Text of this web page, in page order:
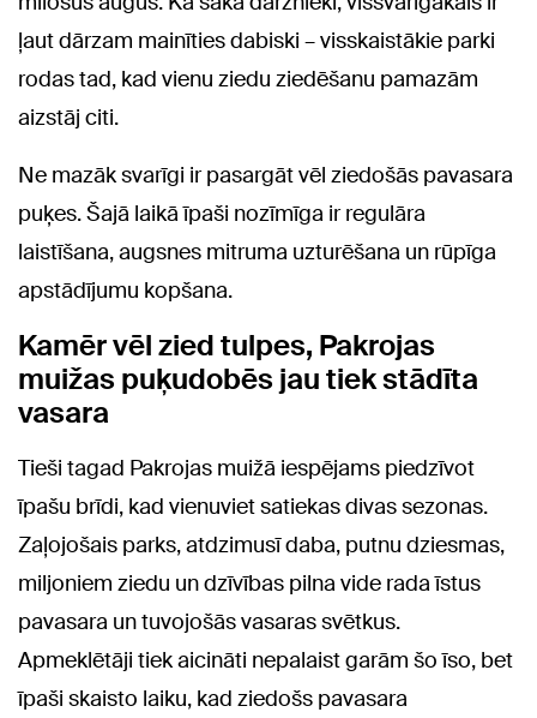
ļaut dārzam mainīties dabiski – visskaistākie parki
rodas tad, kad vienu ziedu ziedēšanu pamazām
aizstāj citi.
Ne mazāk svarīgi ir pasargāt vēl ziedošās pavasara
puķes. Šajā laikā īpaši nozīmīga ir regulāra
laistīšana, augsnes mitruma uzturēšana un rūpīga
apstādījumu kopšana.
Kamēr vēl zied tulpes, Pakrojas
muižas puķudobēs jau tiek stādīta
vasara
Tieši tagad Pakrojas muižā iespējams piedzīvot
īpašu brīdi, kad vienuviet satiekas divas sezonas.
Zaļojošais parks, atdzimusī daba, putnu dziesmas,
miljoniem ziedu un dzīvības pilna vide rada īstus
pavasara un tuvojošās vasaras svētkus.
Apmeklētāji tiek aicināti nepalaist garām šo īso, bet
īpaši skaisto laiku, kad ziedošs pavasara